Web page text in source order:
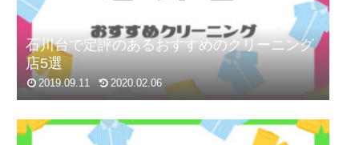
石川台で定評のあるおすすめのクリーニング
店5選
2019.09.11 2020.02.06